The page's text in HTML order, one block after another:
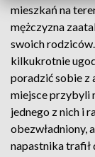
mieszkań na
mężczyzna
swoich
kilkukrotnie
poradzić sobie z
miejsce przybyli
jednego z nich i
obezwładniony,
napastnika trafił